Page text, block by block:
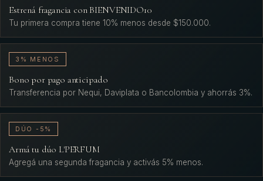
Estrená fragancia con BIENVENIDO10
Tu primera compra tiene 10% menos desde $150.000.
3% MENOS
Bono por pago anticipado
Transferencia por Nequi, Daviplata o Bancolombia y ahorrás 3%.
DÚO -5%
Armá tu dúo L'PERFUM
Agregá una segunda fragancia y activás 5% menos.